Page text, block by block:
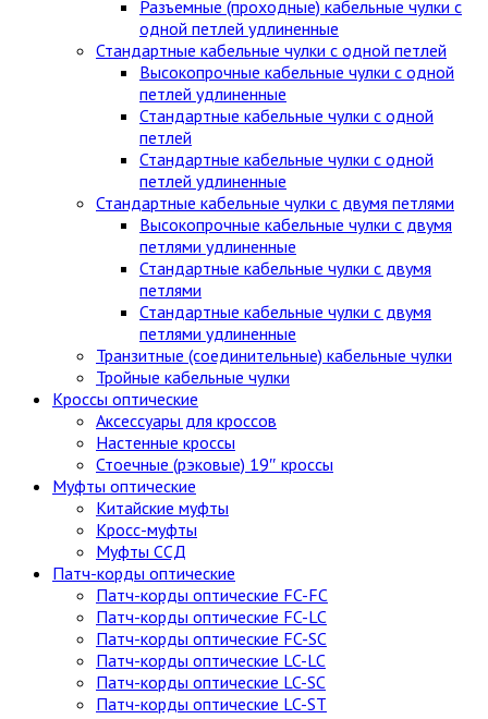
Разъемные (проходные) кабельные чулки с
одной петлей удлиненные
Стандартные кабельные чулки c одной петлей
Высокопрочные кабельные чулки с одной
петлей удлиненные
Стандартные кабельные чулки с одной
петлей
Стандартные кабельные чулки с одной
петлей удлиненные
Стандартные кабельные чулки с двумя петлями
Высокопрочные кабельные чулки с двумя
петлями удлиненные
Стандартные кабельные чулки с двумя
петлями
Стандартные кабельные чулки с двумя
петлями удлиненные
Транзитные (соединительные) кабельные чулки
Тройные кабельные чулки
Кроссы оптические
Аксессуары для кроссов
Настенные кроссы
Стоечные (рэковые) 19″ кроссы
Муфты оптические
Китайские муфты
Кросс-муфты
Муфты ССД
Патч-корды оптические
Патч-корды оптические FC-FC
Патч-корды оптические FC-LC
Патч-корды оптические FC-SC
Патч-корды оптические LC-LC
Патч-корды оптические LC-SC
Патч-корды оптические LC-ST